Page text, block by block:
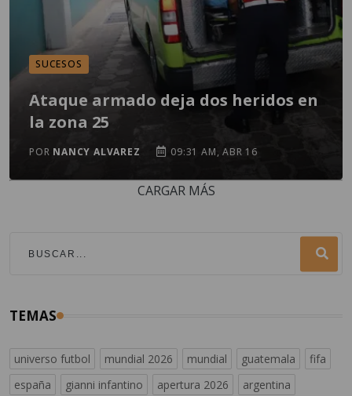
SUCESOS
Ataque armado deja dos heridos en
la zona 25
POR NANCY ALVAREZ 09:31 AM, ABR 16
CARGAR MÁS
TEMAS
universo futbol mundial 2026 mundial guatemala
fifa
españa
gianni infantino apertura 2026
argentina